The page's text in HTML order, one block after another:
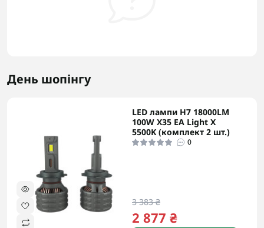
День шопінгу
LED лампи H7 18000LM
100W X35 EA Light X
5500K (комплект 2 шт.)
0
3 383 ₴
2 877 ₴